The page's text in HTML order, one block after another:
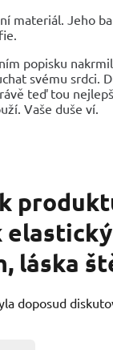
materiál. Jeho
popisku
svému srdci.
teď tou
Vaše duše ví.
láska
doposud